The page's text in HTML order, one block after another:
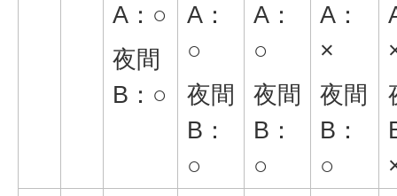
A：○
夜間
B：○
A：
○
夜間
B：
○
A：
○
夜間
B：
○
A：
×
夜間
B：
○